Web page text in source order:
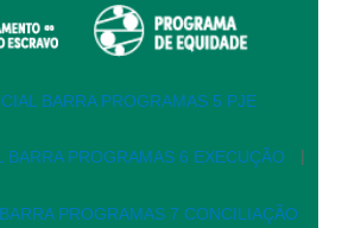
do Centro de Inteligência
|